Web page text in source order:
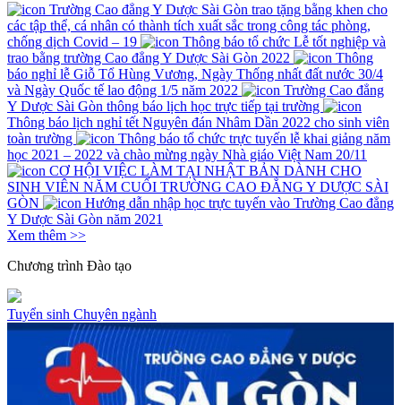
Trường Cao đẳng Y Dược Sài Gòn trao tặng bằng khen cho
các tập thể, cá nhân có thành tích xuất sắc trong công tác phòng,
chống dịch Covid – 19
Thông báo tổ chức Lễ tốt nghiệp và
trao bằng trường Cao đẳng Y Dược Sài Gòn 2022
Thông
báo nghỉ lễ Giỗ Tổ Hùng Vương, Ngày Thống nhất đất nước 30/4
và Ngày Quốc tế lao động 1/5 năm 2022
Trường Cao đẳng
Y Dược Sài Gòn thông báo lịch học trực tiếp tại trường
Thông báo lịch nghỉ tết Nguyên đán Nhâm Dần 2022 cho sinh viên
toàn trường
Thông báo tổ chức trực tuyến lễ khai giảng năm
học 2021 – 2022 và chào mừng ngày Nhà giáo Việt Nam 20/11
CƠ HỘI VIỆC LÀM TẠI NHẬT BẢN DÀNH CHO
SINH VIÊN NĂM CUỐI TRƯỜNG CAO ĐẲNG Y DƯỢC SÀI
GÒN
Hướng dẫn nhập học trực tuyến vào Trường Cao đẳng
Y Dược Sài Gòn năm 2021
Xem thêm >>
Chương trình Đào tạo
Tuyển sinh Chuyên ngành